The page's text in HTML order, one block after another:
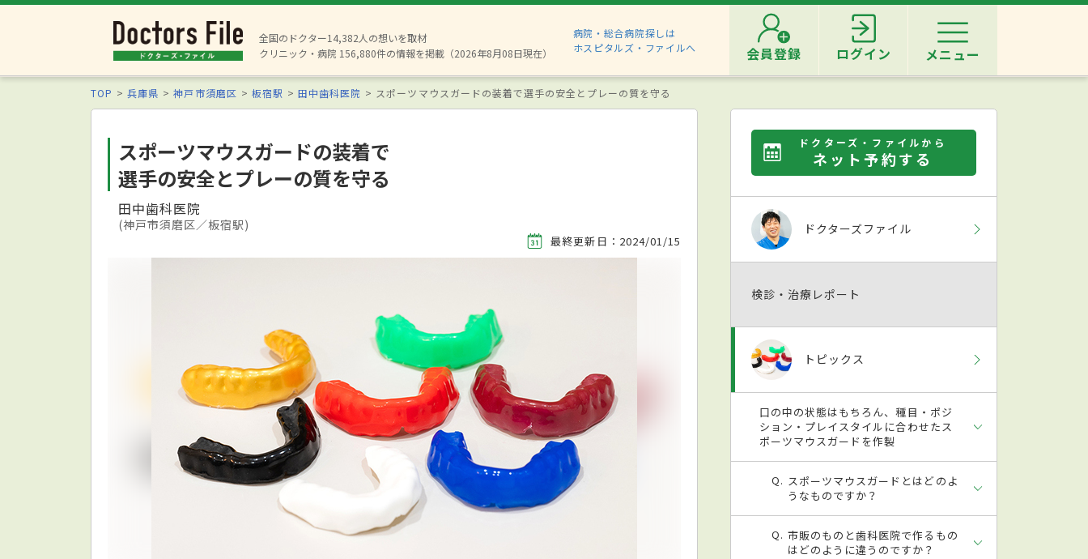
全国のドクター14,382人の想いを取材
クリニック・病院 156,880件の情報を掲載（2026年8月08日現在）
病院・総合病院探しは
ホスピタルズ・ファイルへ
会員登録 ログイン メニュー
TOP 兵庫県 神戸市須磨区 板宿駅 田中歯科医院 スポーツマウスガードの装着で選手の安全とプレーの質を守る
スポーツマウスガードの装着で
選手の安全とプレーの質を守る
田中歯科医院
(神戸市須磨区／板宿駅)
最終更新日：2024/01/15
ドクターズ・ファイルから
ネット予約する
ドクターズファイル
検診・治療レポート
トピックス
口の中の状態はもちろん、種目・ポジ
ション・プレイスタイルに合わせたス
ポーツマウスガードを作製
スポーツマウスガードとはどのよ
うなものですか？
市販のものと歯科医院で作るもの
はどのように違うのですか？